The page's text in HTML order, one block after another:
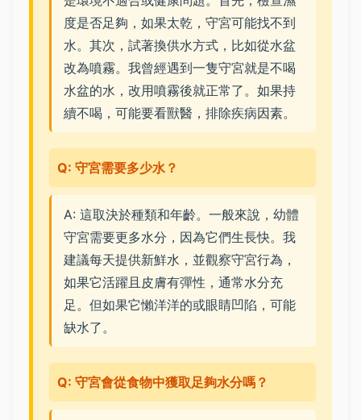
度是否足夠，如果太乾，守宮可能找不到
水。其次，試著換供水方式，比如從水盆
改為噴霧。我曾經遇到一隻守宮就是不喝
水盆的水，改用噴霧後就正常了。如果持
續不喝，可能要看獸醫，排除疾病因素。
Q: 守宮需要多少水？
A: 這取決於種類和年齡。一般來說，幼體
守宮需要更多水分，因為它們生長快。我
建議每天提供新鮮水，並觀察守宮行為，
如果它活躍且皮膚有彈性，通常水分充
足。但如果它懶洋洋的或眼睛凹陷，可能
缺水了。
Q: 守宮會從食物中獲取足夠水分嗎？